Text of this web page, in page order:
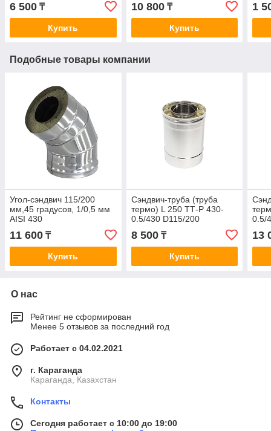
6 500 ₸
Купить
10 800₸
Купить
1
Подобные товары компании
Угол-сэндвич 115/200
мм,45 градусов, 1/0,5 мм
AISI 430
11 600 ₸
Купить
Сэндвич-труба (труба
термо) L 250 ТТ-Р 430-
0.5/430 D115/200
8 500₸
Купить
0.5/
13
О нас
Рейтинг не сформирован
Менее 5 отзывов за последний год
Работает с 04.02.2021
г. Караганда
Караганда, Казахстан
Контакты
Сегодня работает с 10:00 до 19:00